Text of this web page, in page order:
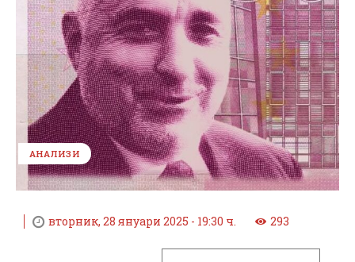
АНАЛИЗИ
вторник, 28 януари 2025 - 19:30 ч. 293